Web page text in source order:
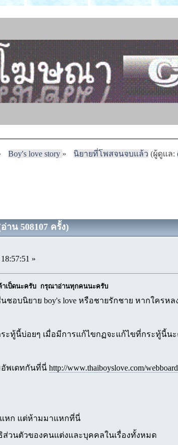
Boy's love story » นิยายที่โพสจนจบแล้ว (ผู้ดูแล:
น 508107 ครั้ง)
»
าเป็ดนะครับ กรุณาอ่านทุกคนนะครับ
ชอบนิยาย boy's love หรือชายรักชาย หากใคร
ะทู้นี้บ่อยๆ เมื่อมีการแก้ไขกฏจะแก้ไขที่กระทู้นี้น
พเดทกันที่นี่ http://www.thaiboyslove.com/
หก แต่ห้ามมาแหกที่นี่
ส่วนตัวของคนแต่งและบุคคลในเรื่องทั้งหมด